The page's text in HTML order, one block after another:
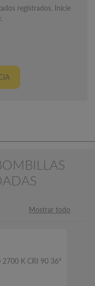
registrados. Inicie
Mostrar todo
K CRI 90 36°